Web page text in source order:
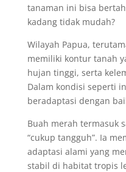
tanaman ini bisa
kadang tidak mudah?
Wilayah Papua,
memiliki kontur tanah
hujan tinggi, serta
Dalam kondisi seperti
beradaptasi dengan
Buah merah termasuk
“cukup tangguh”. Ia
adaptasi alami yang
stabil di habitat tropis